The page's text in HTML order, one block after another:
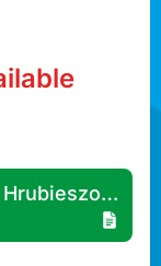
Poczta Polska - Szczecin Hrubieszowska